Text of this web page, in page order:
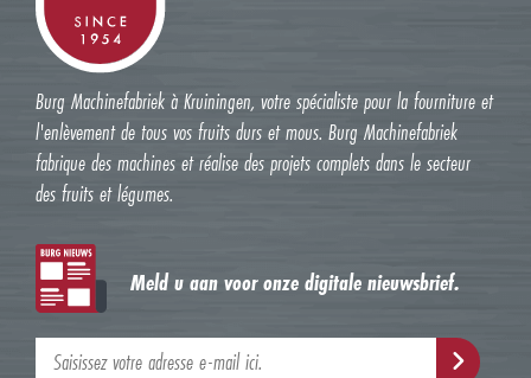
Burg Machinefabriek à Kruiningen, votre spécialiste pour la fourniture et
l'enlèvement de tous vos fruits durs et mous. Burg Machinefabriek
fabrique des machines et réalise des projets complets dans le secteur
des fruits et légumes.
Meld u aan voor onze digitale nieuwsbrief.